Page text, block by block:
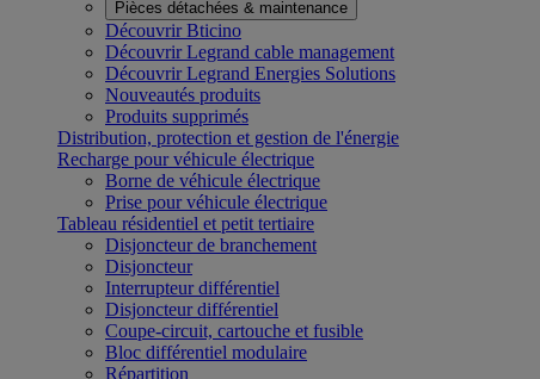
Pièces détachées & maintenance
Découvrir Bticino
Découvrir Legrand cable management
Découvrir Legrand Energies Solutions
Nouveautés produits
Produits supprimés
Distribution, protection et gestion de l'énergie
Recharge pour véhicule électrique
Borne de véhicule électrique
Prise pour véhicule électrique
Tableau résidentiel et petit tertiaire
Disjoncteur de branchement
Disjoncteur
Interrupteur différentiel
Disjoncteur différentiel
Coupe-circuit, cartouche et fusible
Bloc différentiel modulaire
Répartition